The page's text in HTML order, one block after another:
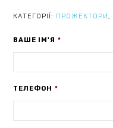
КАТЕГОРІЇ: ПРОЖЕКТОРИ,
ВАШЕ ІМ'Я *
ТЕЛЕФОН *